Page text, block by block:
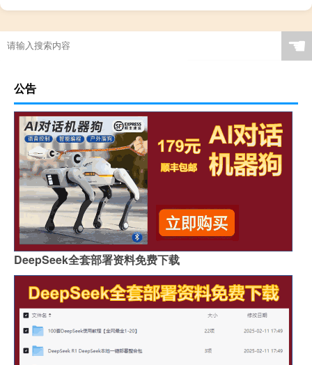
☚
公告
DeepSeek全套部署资料免费下载